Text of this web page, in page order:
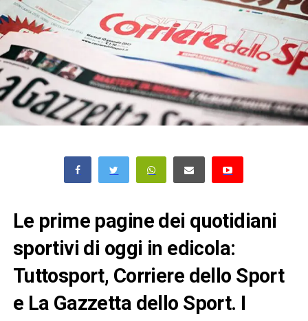
Le prime pagine dei quotidiani
sportivi di oggi in edicola:
Tuttosport, Corriere dello Sport
e La Gazzetta dello Sport. I